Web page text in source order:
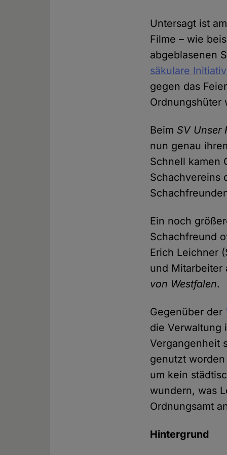
Untersagt ist
Filme – wie
abgeblasenen
säkulare
gegen das
Ordnungshüter
Beim SV Unser
nun genau
Schnell kamen
Schachvereins
Ein noch
Schachfreund
Erich Leichner
und Mitarbeiter
von Westfalen.
Gegenüber der
die Verwaltung
Vergangenheit
genutzt
um kein
wundern, was
Ordnungsamt
Hintergrund